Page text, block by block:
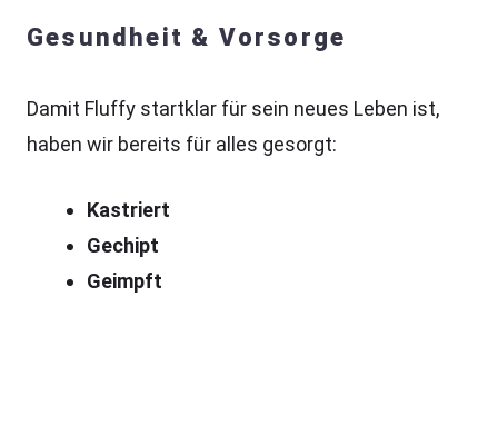
Gesundheit & Vorsorge
Damit Fluffy startklar für sein neues Leben ist,
haben wir bereits für alles gesorgt:
Kastriert
Gechipt
Geimpft